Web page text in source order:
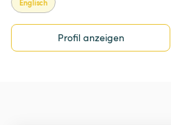
Profil anzeigen